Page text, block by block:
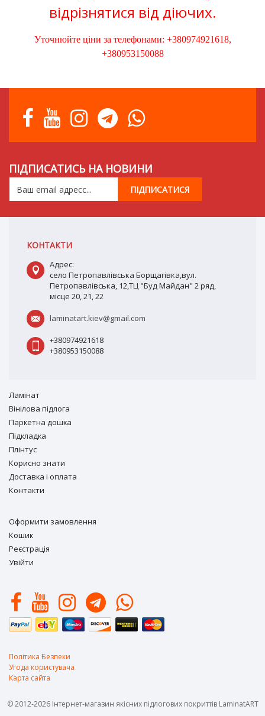
відрізнятися від діючих.
Уточнюйте ціни за телефонами: +380974921618,
+380953150088
ПІДПИСАТИСЬ НА НОВИНИ
КОНТАКТИ
Адрес:
село Петропавлівська Борщагівка,вул.
Петропавлівська, 12,ТЦ "Буд Майдан" 2 ряд,
місце 20, 21, 22
laminatart.kiev@gmail.com
+380974921618
+380953150088
Ламiнат
Вiнiлова підлога
Паркетна дошка
Підкладка
Плінтус
Корисно знати
Доставка і оплата
Контакти
Оформити замовлення
Кошик
Реєстрація
Увійти
Політика Безпеки
Угода користувача
Карта сайта
© 2012-2026 Інтернет-магазин якісних підлогових покриттів LaminatART